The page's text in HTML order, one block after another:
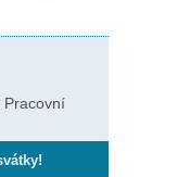
Pracovní